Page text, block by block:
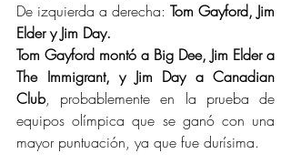
De izquierda a derecha: Tom Gayford, Jim
Elder y Jim Day.
Tom Gayford montó a Big Dee, Jim Elder a
The Immigrant, y Jim Day a Canadian
Club, probablemente en la prueba de
equipos olímpica que se ganó con una
mayor puntuación, ya que fue durísima.